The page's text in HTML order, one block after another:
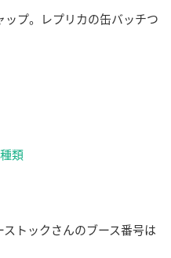
プ。レプリカの缶バッチつ
類
トックさんのブース番号は